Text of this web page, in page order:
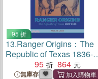
95 折
13.Ranger Origins：The
Republic of Texas 1836-
95 864
無庫存